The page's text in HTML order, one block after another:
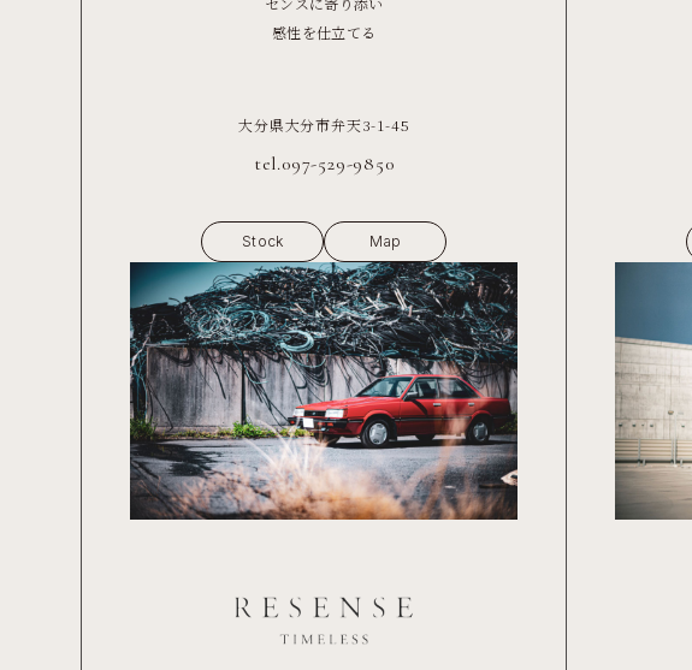
感性を仕立てる
大分県大分市弁天3-1-45
tel.097-529-9850
Stock Map